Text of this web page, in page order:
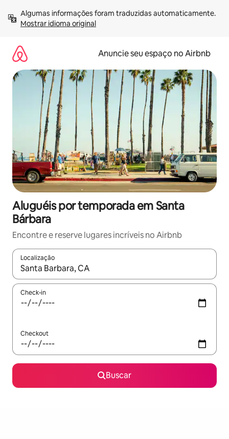
para
Mostrar idioma original
Anuncie seu espaço no Airbnb
Aluguéis por temporada em Santa
Bárbara
Encontre e reserve lugares incríveis no Airbnb
Localização
Quando os resultados estiverem disponíveis, explore-os
Check-in
Checkout
Buscar